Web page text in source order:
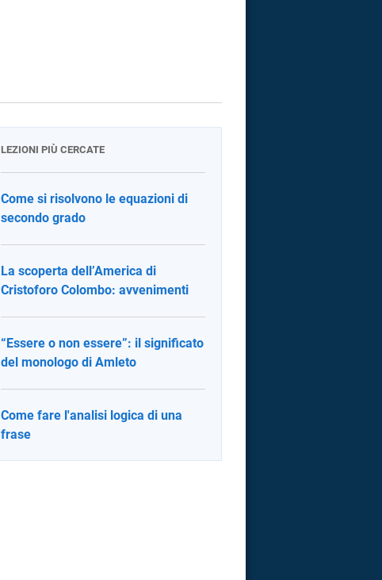
LEZIONI PIÙ CERCATE
Come si risolvono le equazioni di
secondo grado
La scoperta dell’America di
Cristoforo Colombo: avvenimenti
“Essere o non essere”: il significato
del monologo di Amleto
Come fare l'analisi logica di una
frase